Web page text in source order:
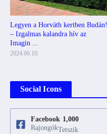
Legyen a Horváth kertben Budán!
– Izgalmas kalandra hív az
Imagin ...
2024.06.10.
Social Icons
Facebook 1,000
RajongókTetszik